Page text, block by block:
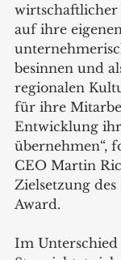
auf ihre
besinnen und
regionalen
für ihre
Entwicklung
übernehmen“,
CEO Martin
Zielsetzung
Award.
Im Unterschied